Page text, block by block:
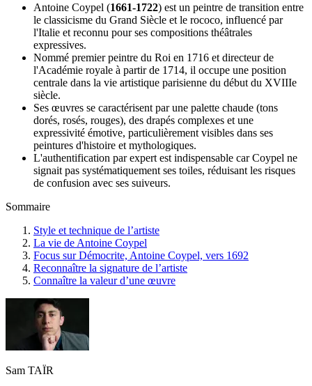
Antoine Coypel (1661-1722) est un peintre de transition entre
le classicisme du Grand Siècle et le rococo, influencé par
l'Italie et reconnu pour ses compositions théâtrales
expressives.
Nommé premier peintre du Roi en 1716 et directeur de
l'Académie royale à partir de 1714, il occupe une position
centrale dans la vie artistique parisienne du début du XVIIIe
siècle.
Ses œuvres se caractérisent par une palette chaude (tons
dorés, rosés, rouges), des drapés complexes et une
expressivité émotive, particulièrement visibles dans ses
peintures d'histoire et mythologiques.
L'authentification par expert est indispensable car Coypel ne
signait pas systématiquement ses toiles, réduisant les risques
de confusion avec ses suiveurs.
Sommaire
Style et technique de l’artiste
La vie de Antoine Coypel
Focus sur Démocrite, Antoine Coypel, vers 1692
Reconnaître la signature de l’artiste
Connaître la valeur d’une œuvre
Sam TAÏR